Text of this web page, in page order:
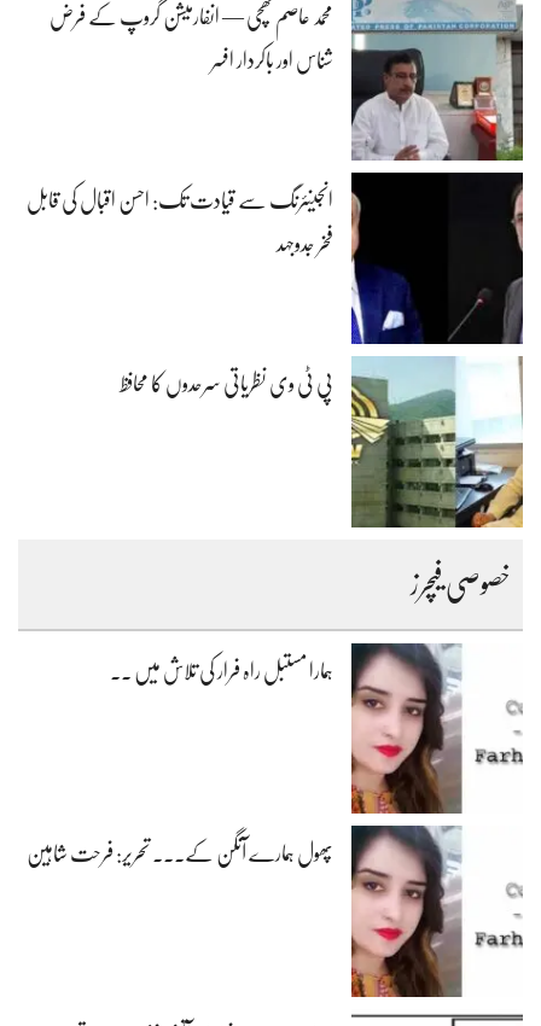
محمد عاصم کھچی — انفارمیشن گروپ کے فرض
شناس اور باکردار افسر
انجینئرنگ سے قیادت تک: احسن اقبال کی قابل
فخر جدوجہد
پی ٹی وی نظریاتی سرحدوں کا محافظ
خصوصی فیچرز
ہمارا مستبل راہ فرار کی تلاش میں ۔۔
پھول ہمارے آنگن کے۔۔۔ تحریر: فرحت شاہین